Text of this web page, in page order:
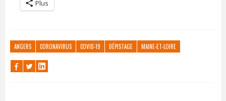
Plus
ANGERS CORONAVIRUS COVID-19 DÉPISTAGE MAINE-ET-LOIRE